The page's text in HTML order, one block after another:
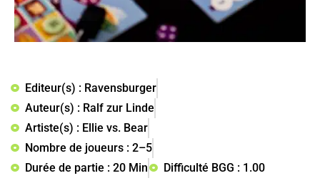
Editeur(s) : Ravensburger
Auteur(s) : Ralf zur Linde
Artiste(s) : Ellie vs. Bear
Nombre de joueurs : 2–5
Durée de partie : 20 Min
Difficulté BGG : 1.00